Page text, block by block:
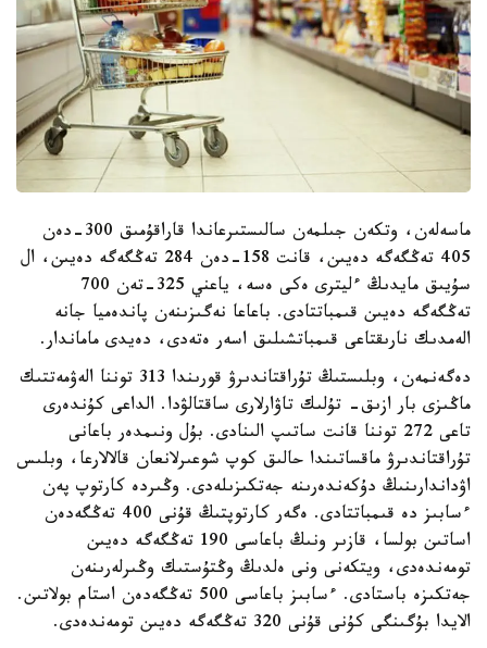
ماسەلەن، وتكەن جىلمەن سالىستىرعاندا قاراقۇمىق 300-دەن
405 تەڭگەگە دەيىن، قانت 158-دەن 284 تەڭگەگە دەيىن، ال
سۇيىق مايدىڭ ءليترى ەكى ەسە، ياعني 325-تەن 700
تەڭگەگە دەيىن قىمباتتادى. باعاعا نەگىزىنەن پاندەميا جانە
الەمدىك نارىقتاعى قىمباتشىلىق اسەر ەتەدى، دەيدى ماماندار.
دەگەنمەن، وبلىستىڭ تۇراقتاندىرۋ قورىندا 313 توننا الەۋمەتتىك
ماڭىزى بار ازىق- تۇلىك تاۋارلارى ساقتالۋدا. الداعى كۇندەرى
تاعى 272 توننا قانت ساتىپ الىنادى. بۇل ونىمدەر باعانى
تۇراقتاندىرۋ ماقساتىندا حالىق كوپ شوعىرلانعان قالالارعا، وبلىس
اۋداندارىنىڭ دۇكەندەرىنە جەتكىزىلەدى. وڭىردە كارتوپ پەن
ءسابىز دە قىمباتتادى. ەگەر كارتوپتىڭ قۇنى 400 تەڭگەدەن
اساتىن بولسا، قازىر ونىڭ باعاسى 190 تەڭگەگە دەيىن
تومەندەدى، ويتكەنى ونى ەلدىڭ وڭتۇستىك وڭىرلەرىنەن
جەتكىزە باستادى. ءسابىز باعاسى 500 تەڭگەدەن استام بولاتىن.
الايدا بۇگىنگى كۇنى قۇنى 320 تەڭگەگە دەيىن تومەندەدى.